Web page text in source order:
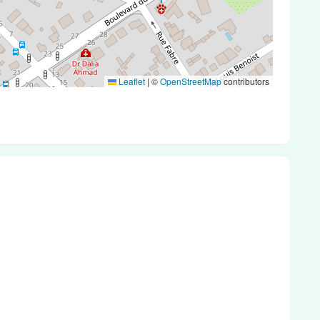
Leaflet | ©OpenStreetMapcontributors